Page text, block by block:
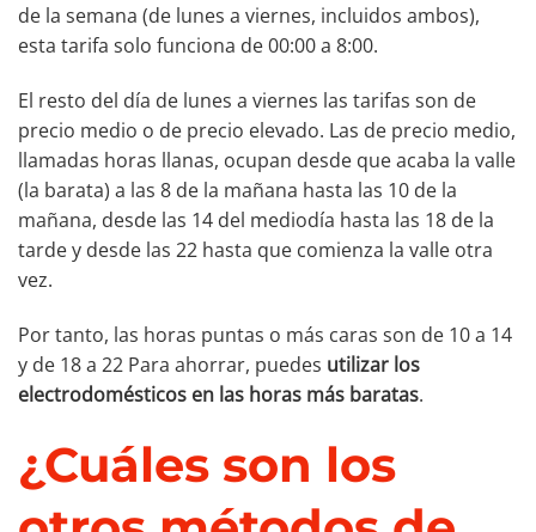
de la semana (de lunes a viernes, incluidos ambos),
esta tarifa solo funciona de 00:00 a 8:00.
El resto del día de lunes a viernes las tarifas son de
precio medio o de precio elevado. Las de precio medio,
llamadas horas llanas, ocupan desde que acaba la valle
(la barata) a las 8 de la mañana hasta las 10 de la
mañana, desde las 14 del mediodía hasta las 18 de la
tarde y desde las 22 hasta que comienza la valle otra
vez.
Por tanto, las horas puntas o más caras son de 10 a 14
y de 18 a 22 Para ahorrar, puedes utilizar los
electrodomésticos en las horas más baratas.
¿Cuáles son los